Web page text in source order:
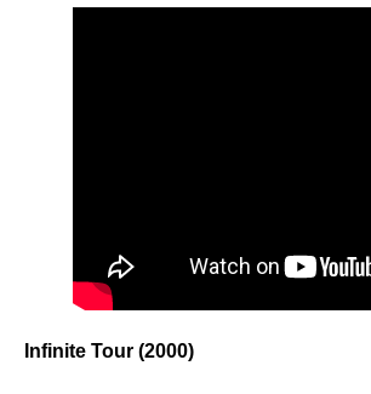
Infinite Tour (2000)